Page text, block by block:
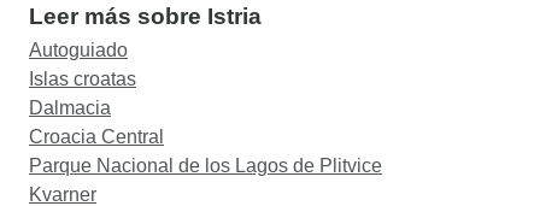
Leer más sobre Istria
Autoguiado
Islas croatas
Dalmacia
Croacia Central
Parque Nacional de los Lagos de Plitvice
Kvarner